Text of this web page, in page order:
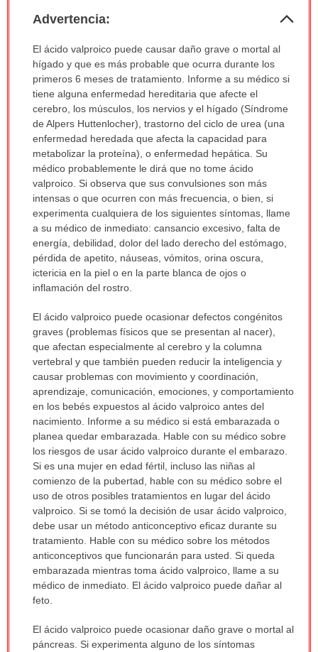
Advertencia:
Advertencia:
sido
extendido.
El ácido valproico puede causar daño grave o mortal al
hígado y que es más probable que ocurra durante los
primeros 6 meses de tratamiento. Informe a su médico si
tiene alguna enfermedad hereditaria que afecte el
cerebro, los músculos, los nervios y el hígado (Síndrome
de Alpers Huttenlocher), trastorno del ciclo de urea (una
enfermedad heredada que afecta la capacidad para
metabolizar la proteína), o enfermedad hepática. Su
médico probablemente le dirá que no tome ácido
valproico. Si observa que sus convulsiones son más
intensas o que ocurren con más frecuencia, o bien, si
experimenta cualquiera de los siguientes síntomas, llame
a su médico de inmediato: cansancio excesivo, falta de
energía, debilidad, dolor del lado derecho del estómago,
pérdida de apetito, náuseas, vómitos, orina oscura,
ictericia en la piel o en la parte blanca de ojos o
inflamación del rostro.
El ácido valproico puede ocasionar defectos congénitos
graves (problemas físicos que se presentan al nacer),
que afectan especialmente al cerebro y la columna
vertebral y que también pueden reducir la inteligencia y
causar problemas con movimiento y coordinación,
aprendizaje, comunicación, emociones, y comportamiento
en los bebés expuestos al ácido valproico antes del
nacimiento. Informe a su médico si está embarazada o
planea quedar embarazada. Hable con su médico sobre
los riesgos de usar ácido valproico durante el embarazo.
Si es una mujer en edad fértil, incluso las niñas al
comienzo de la pubertad, hable con su médico sobre el
uso de otros posibles tratamientos en lugar del ácido
valproico. Si se tomó la decisión de usar ácido valproico,
debe usar un método anticonceptivo eficaz durante su
tratamiento. Hable con su médico sobre los métodos
anticonceptivos que funcionarán para usted. Si queda
embarazada mientras toma ácido valproico, llame a su
médico de inmediato. El ácido valproico puede dañar al
feto.
El ácido valproico puede ocasionar daño grave o mortal al
páncreas. Si experimenta alguno de los síntomas